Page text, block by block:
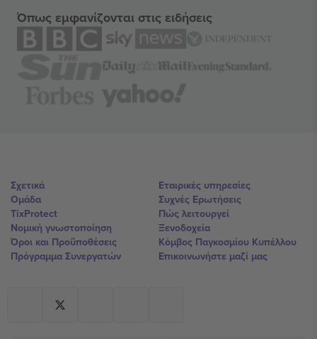
Όπως εμφανίζονται στις ειδήσεις
Σχετικά
Ομάδα
TixProtect
Νομική γνωστοποίηση
Όροι και Προΰποθέσεις
Πρόγραμμα Συνεργατών
Εταιρικές υπηρεσίες
Συχνές Ερωτήσεις
Πώς λειτουργεί
Ξενοδοχεία
Κόμβος Παγκοσμίου Κυπέλλου
Επικοινωνήστε μαζί μας